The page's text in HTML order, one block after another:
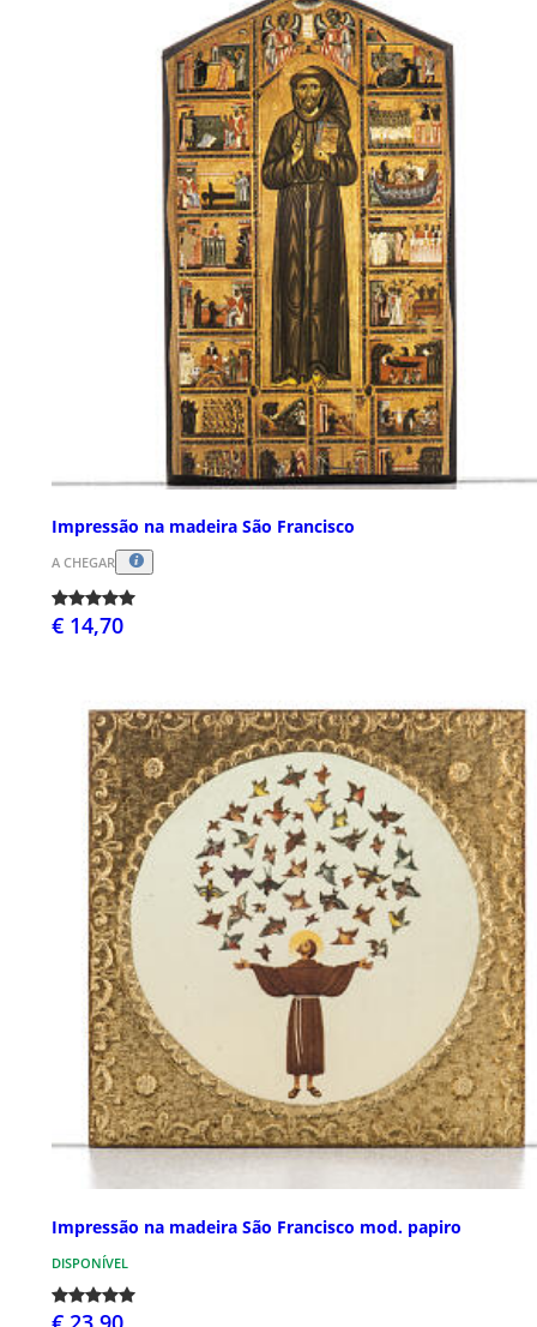
Impressão na madeira São Francisco
A CHEGAR
€ 14,70
Impressão na madeira São Francisco mod. papiro
DISPONÍVEL